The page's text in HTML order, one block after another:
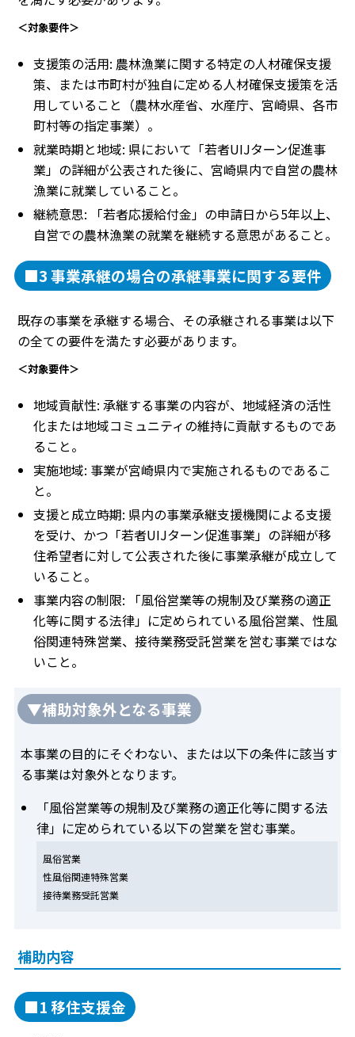
＜対象要件＞
支援策の活用: 農林漁業に関する特定の人材確保支援
策、または市町村が独自に定める人材確保支援策を活
用していること（農林水産省、水産庁、宮崎県、各市
町村等の指定事業）。
就業時期と地域: 県において「若者UIJターン促進事
業」の詳細が公表された後に、宮崎県内で自営の農林
漁業に就業していること。
継続意思: 「若者応援給付金」の申請日から5年以上、
自営での農林漁業の就業を継続する意思があること。
■3 事業承継の場合の承継事業に関する要件
既存の事業を承継する場合、その承継される事業は以下
の全ての要件を満たす必要があります。
＜対象要件＞
地域貢献性: 承継する事業の内容が、地域経済の活性
化または地域コミュニティの維持に貢献するものであ
ること。
実施地域: 事業が宮崎県内で実施されるものであるこ
と。
支援と成立時期: 県内の事業承継支援機関による支援
を受け、かつ「若者UIJターン促進事業」の詳細が移
住希望者に対して公表された後に事業承継が成立して
いること。
事業内容の制限: 「風俗営業等の規制及び業務の適正
化等に関する法律」に定められている風俗営業、性風
俗関連特殊営業、接待業務受託営業を営む事業ではな
いこと。
▼補助対象外となる事業
本事業の目的にそぐわない、または以下の条件に該当す
る事業は対象外となります。
「風俗営業等の規制及び業務の適正化等に関する法
律」に定められている以下の営業を営む事業。
風俗営業
性風俗関連特殊営業
接待業務受託営業
補助内容
■1 移住支援金